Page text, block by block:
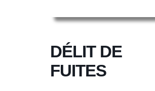
DÉLIT DE
FUITES